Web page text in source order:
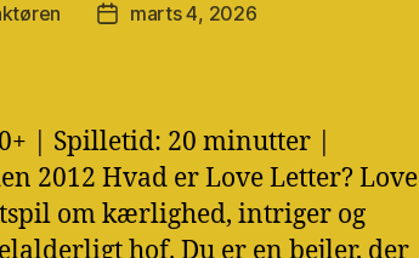
Indlægsdato
marts 4, 2026
| Spilletid: 20 minutter |
2012 Hvad er Love Letter? Love
om kærlighed, intriger og